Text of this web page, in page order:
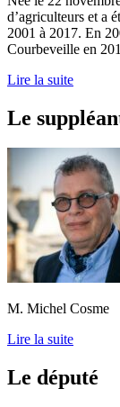
d’agriculteurs et a
2001 à 2017. En
Courbeveille en
Lire la suite
Le
M. Michel Cosme
Lire la suite
Le député